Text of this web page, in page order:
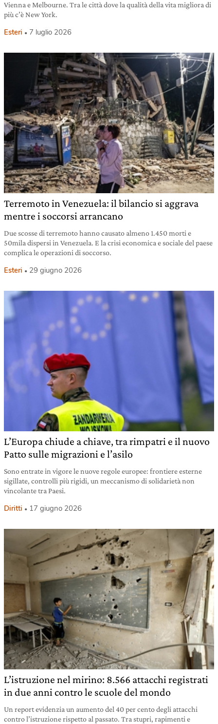
Vienna e Melbourne. Tra le città dove la qualità della vita migliora di
più c’è New York.
Esteri 7 luglio 2026
Terremoto in Venezuela: il bilancio si aggrava
mentre i soccorsi arrancano
Due scosse di terremoto hanno causato almeno 1.450 morti e
50mila dispersi in Venezuela. E la crisi economica e sociale del paese
complica le operazioni di soccorso.
Esteri 29 giugno 2026
L’Europa chiude a chiave, tra rimpatri e il nuovo
Patto sulle migrazioni e l’asilo
Sono entrate in vigore le nuove regole europee: frontiere esterne
sigillate, controlli più rigidi, un meccanismo di solidarietà non
vincolante tra Paesi.
Diritti 17 giugno 2026
L’istruzione nel mirino: 8.566 attacchi registrati
in due anni contro le scuole del mondo
Un report evidenzia un aumento del 40 per cento degli attacchi
contro l’istruzione rispetto al passato. Tra stupri, rapimenti e